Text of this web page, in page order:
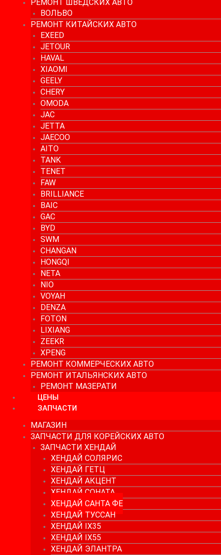
РЕМОНТ ШВЕДСКИХ АВТО
ВОЛЬВО
РЕМОНТ КИТАЙСКИХ АВТО
EXEED
JETOUR
HAVAL
XIAOMI
GEELY
CHERY
OMODA
JAC
JETTA
JAECOO
AITO
TANK
TENET
FAW
BRILLIANCE
BAIC
GAC
BYD
SWM
CHANGAN
HONGQI
NETA
NIO
VOYAH
DENZA
FOTON
LIXIANG
ZEEKR
XPENG
РЕМОНТ КОММЕРЧЕСКИХ АВТО
РЕМОНТ ИТАЛЬЯНСКИХ АВТО
РЕМОНТ МАЗЕРАТИ
ЦЕНЫ
ЗАПЧАСТИ
МАГАЗИН
ЗАПЧАСТИ ДЛЯ КОРЕЙСКИХ АВТО
ЗАПЧАСТИ ХЕНДАЙ
ХЕНДАЙ СОЛЯРИС
ХЕНДАЙ ГЕТЦ
ХЕНДАЙ АКЦЕНТ
ХЕНДАЙ СОНАТА
ХЕНДАЙ САНТА ФЕ
ХЕНДАЙ ТУССАН
ХЕНДАЙ IX35
ХЕНДАЙ IX55
ХЕНДАЙ ЭЛАНТРА